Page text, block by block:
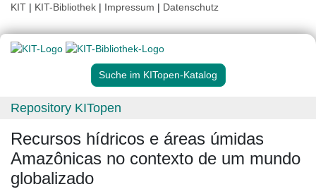
KIT | KIT-Bibliothek | Impressum | Datenschutz
Suche im KITopen-Katalog
Repository KITopen
Recursos hídricos e áreas úmidas
Amazônicas no contexto de um mundo
globalizado